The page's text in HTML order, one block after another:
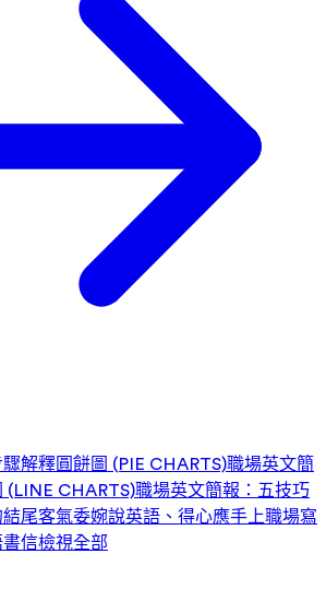
解釋圓餅圖 (PIE CHARTS)職場英文簡
(LINE CHARTS)職場英文簡報：五技巧
尾客氣委婉說英語、得心應手上職場寫
信檢視全部